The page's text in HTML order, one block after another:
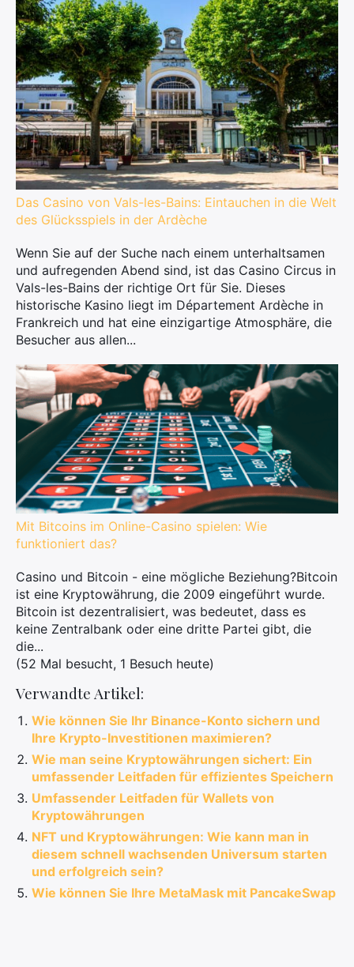
Das Casino von Vals-les-Bains: Eintauchen in die Welt
des Glücksspiels in der Ardèche
Wenn Sie auf der Suche nach einem unterhaltsamen
und aufregenden Abend sind, ist das Casino Circus in
Vals-les-Bains der richtige Ort für Sie. Dieses
historische Kasino liegt im Département Ardèche in
Frankreich und hat eine einzigartige Atmosphäre, die
Besucher aus allen...
Mit Bitcoins im Online-Casino spielen: Wie
funktioniert das?
Casino und Bitcoin - eine mögliche Beziehung?Bitcoin
ist eine Kryptowährung, die 2009 eingeführt wurde.
Bitcoin ist dezentralisiert, was bedeutet, dass es
keine Zentralbank oder eine dritte Partei gibt, die
die...
(52 Mal besucht, 1 Besuch heute)
Verwandte Artikel:
Wie können Sie Ihr Binance-Konto sichern und
Ihre Krypto-Investitionen maximieren?
Wie man seine Kryptowährungen sichert: Ein
umfassender Leitfaden für effizientes Speichern
Umfassender Leitfaden für Wallets von
Kryptowährungen
NFT und Kryptowährungen: Wie kann man in
diesem schnell wachsenden Universum starten
und erfolgreich sein?
Wie können Sie Ihre MetaMask mit PancakeSwap